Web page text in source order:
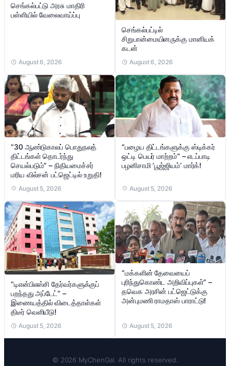
செங்கல்பட்டு அரசு மாதிரி
பள்ளியில் வேலைவாய்ப்பு
August 6, 2026
செங்கல்பட்டில்
சிறுபான்மையினருக்கு மானியக்
கடன்
August 6, 2026
“30 ஆண்டுகாலப் பொதுநலத்
திட்டங்கள் தொடர்ந்து
செயல்படும்” – நிதியமைச்சர்
மரிய வில்சன் பட்ஜெட்டில் உறுதி!
August 5, 2026
“பழைய திட்டங்களுக்கு ஸ்டிக்கர்
ஒட்டி பெயர் மாற்றம்” – எடப்பாடி
பழனிசாமி ‘பூஜ்ஜியம்’ மார்க்!
August 5, 2026
“டிஎன்பிஎஸ்சி தேர்வர்களுக்குப்
பறந்தது அப்டேட்” –
இணையத்தில் விடைத்தாள்கள்
திடீர் வெளியீடு!
August 5, 2026
“மக்களின் தேவையைப்
புரிந்துகொண்ட அறிவிப்புகள்” –
தவெக அரசின் பட்ஜெட்டுக்கு
அன்புமணி ராமதாஸ் பாராட்டு!
August 5, 2026
© 2026 MyChenGai. All rights reserved.